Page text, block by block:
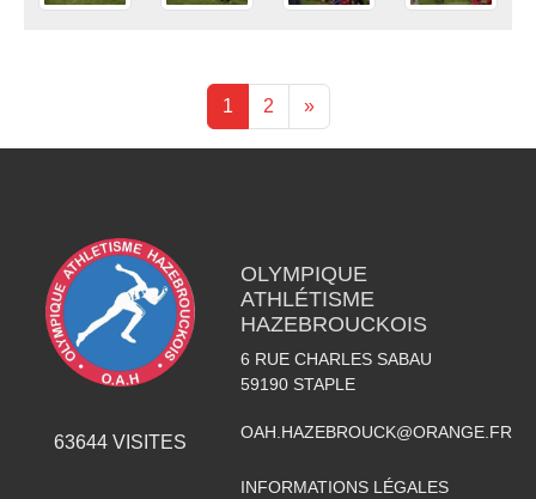
1 2 »
63644VISITES
OLYMPIQUE
ATHLÉTISME
HAZEBROUCKOIS
6 RUE CHARLES SABAU
59190 STAPLE
OAH.HAZEBROUCK@ORANGE.FR
INFORMATIONS LÉGALES